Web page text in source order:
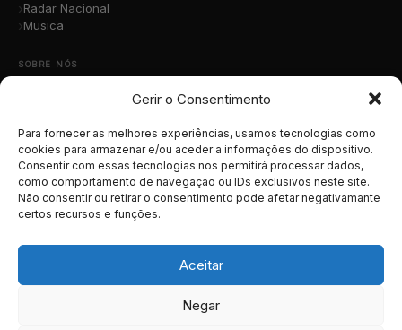
Gerir o Consentimento
Para fornecer as melhores experiências, usamos tecnologias como
cookies para armazenar e/ou aceder a informações do dispositivo.
Consentir com essas tecnologias nos permitirá processar dados,
como comportamento de navegação ou IDs exclusivos neste site.
Não consentir ou retirar o consentimento pode afetar negativamante
certos recursos e funções.
Aceitar
Negar
Radar Nacional
Musica
SOBRE NÓS
Contacto
Submete a Tua Música
Publicidade
Apoiar o Projeto
Política de Privacidade